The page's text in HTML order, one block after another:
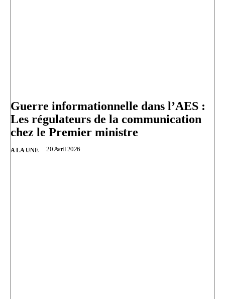
Guerre informationnelle dans l’AES :
Les régulateurs de la communication
chez le Premier ministre
A LA UNE 20 Avril 2026